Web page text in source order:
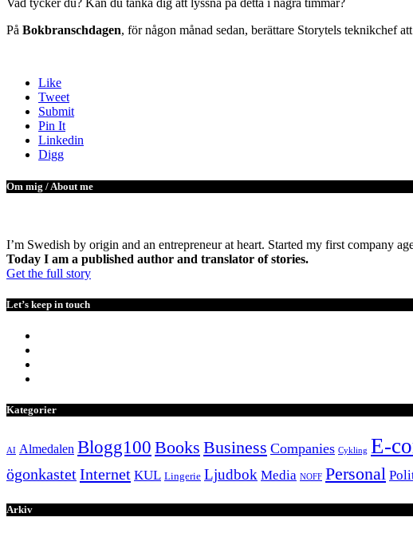
Vad tycker du? Kan du tänka dig att lyssna på detta i några timmar?
På Bokbranschdagen, för någon månad sedan, berättare Storytels teknikchef
Like
Tweet
Submit
Pin It
Linkedin
Digg
Om mig / About me
I’m Swedish by origin and an entrepreneur at heart. Started my first company
Today I am a published author and translator of stories.
Get the full story
Let’s keep in touch
Kategorier
AI Almedalen Blogg100 Books Business Companies Cykling E-
ögonkastetInternet KUL Lingerie Ljudbok Media NOFF Personal
Arkiv